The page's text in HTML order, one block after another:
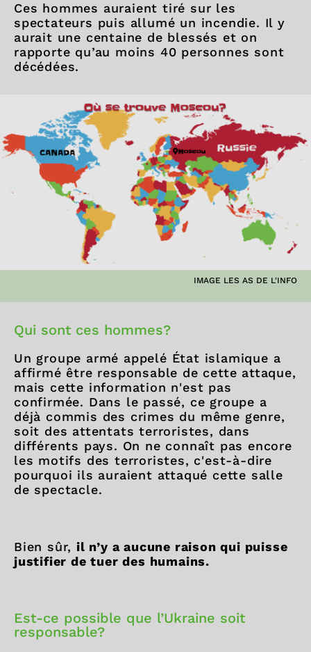
Ces hommes auraient tiré sur les
spectateurs puis allumé un incendie. Il y
aurait une centaine de blessés et on
rapporte qu’au moins 40 personnes sont
décédées.
IMAGE LES AS DE L'INFO
Qui sont ces hommes?
Un groupe armé appelé État islamique a
affirmé être responsable de cette attaque,
mais cette information n'est pas
confirmée. Dans le passé, ce groupe a
déjà commis des crimes du même genre,
soit des attentats terroristes, dans
différents pays. On ne connaît pas encore
les motifs des terroristes, c'est-à-dire
pourquoi ils auraient attaqué cette salle
de spectacle.
Bien sûr, il n’y a aucune raison qui puisse
justifier de tuer des humains.
Est-ce possible que l’Ukraine soit
responsable?